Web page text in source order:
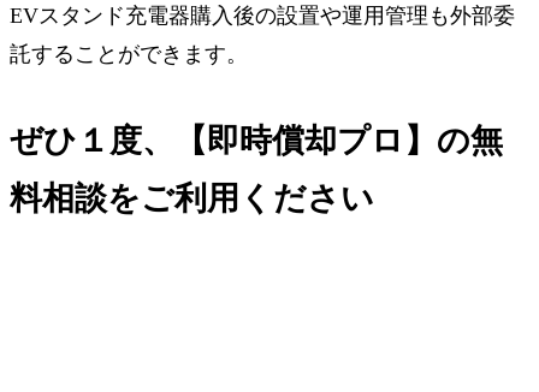
EVスタンド充電器購入後の設置や運用管理も外部委
託することができます。
ぜひ１度、【即時償却プロ】の無
料相談をご利用ください